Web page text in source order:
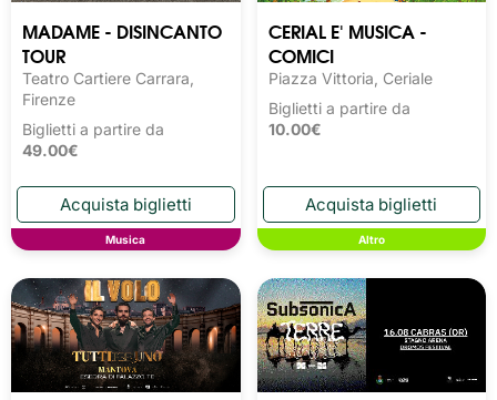
MADAME - DISINCANTO
TOUR
Teatro Cartiere Carrara,
Firenze
Biglietti a partire da
49.00€
Musica
CERIAL E' MUSICA -
COMICI
Piazza Vittoria, Ceriale
Biglietti a partire da
10.00€
Altro